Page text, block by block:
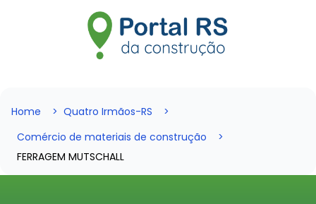
Home
Quatro Irmãos-RS
Comércio de materiais de construção
FERRAGEM MUTSCHALL